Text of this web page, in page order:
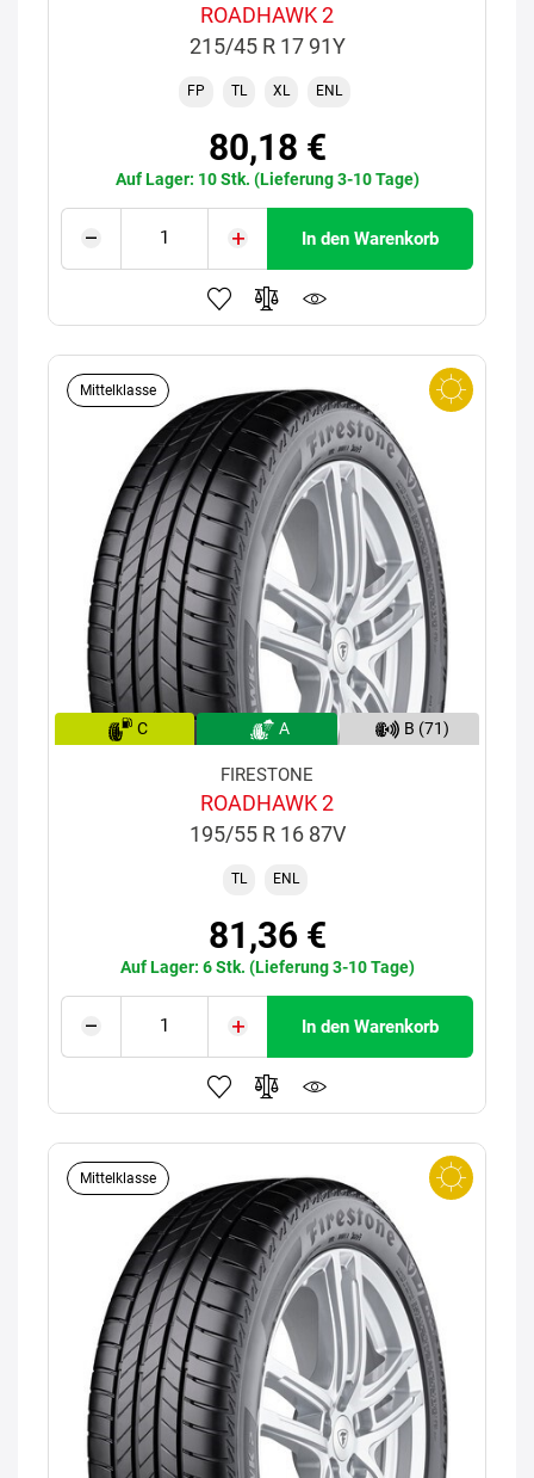
ROADHAWK 2
215/45 R 17 91Y
FP TL XL ENL
80,18 €
Auf Lager: 10 Stk. (Lieferung 3-10 Tage)
In den Warenkorb
Mittelklasse
C A B (71)
FIRESTONE
ROADHAWK 2
195/55 R 16 87V
TL ENL
81,36 €
Auf Lager: 6 Stk. (Lieferung 3-10 Tage)
In den Warenkorb
Mittelklasse